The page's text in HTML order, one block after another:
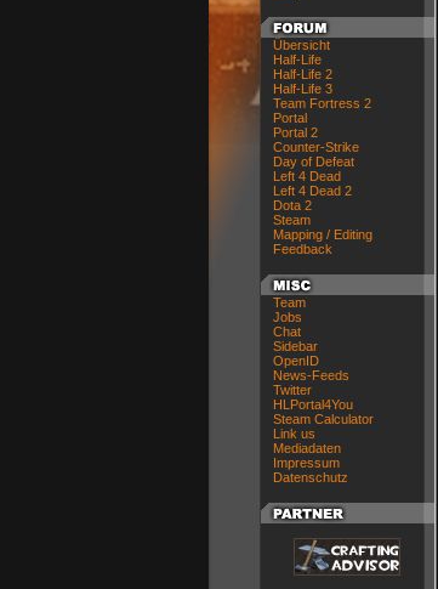
Übersicht
Half-Life
Half-Life 2
Half-Life 3
Team Fortress 2
Portal
Portal 2
Counter-Strike
Day of Defeat
Left 4 Dead
Left 4 Dead 2
Dota 2
Steam
Mapping / Editing
Feedback
Team
Jobs
Chat
Sidebar
OpenID
News-Feeds
Twitter
HLPortal4You
Steam Calculator
Link us
Mediadaten
Impressum
Datenschutz